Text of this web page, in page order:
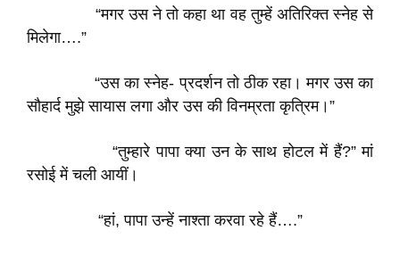
“मगर उस ने तो कहा था वह तुम्हें अतिरिक्त स्नेह से
मिलेगा….”
“उस का स्नेह- प्रदर्शन तो ठीक रहा। मगर उस का
सौहार्द मुझे सायास लगा और उस की विनम्रता कृत्रिम।”
“तुम्हारे पापा क्या उन के साथ होटल में हैं?” मां
रसोई में चली आयीं।
“हां, पापा उन्हें नाश्ता करवा रहे हैं….”